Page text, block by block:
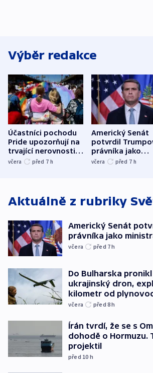
Výběr redakce
Účastníci pochodu
Pride upozorňují na
trvající nerovnosti i
společenskou
včera před 7 h
Americký Senát
potvrdil
právníka jako
ministra
včera před 7 h
Aktuálně z rubriky
Americký Senát
právníka jako
včera před 7h
Do Bulharska
ukrajinský dron,
kilometr od
včera před 8h
Írán tvrdí, že se s
dohodě o Hormuzu.
projektil
před 10 h